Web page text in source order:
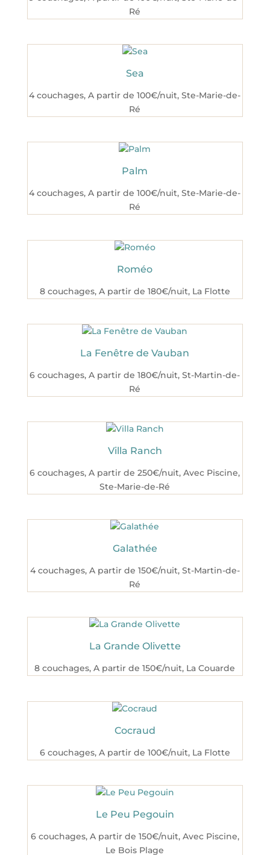
Ré
Sea
4 couchages,A partir de 100€/nuit,Ste-Marie-de-
Ré
Palm
4 couchages,A partir de 100€/nuit,Ste-Marie-de-
Ré
Roméo
8 couchages, A partir de 180€/nuit, La Flotte
La Fenêtre de Vauban
6 couchages,A partir de 180€/nuit,St-Martin-de-
Ré
Villa Ranch
6 couchages,A partir de 250€/nuit,Avec Piscine,
Ste-Marie-de-Ré
Galathée
4 couchages, A partir de 150€/nuit, St-Martin-de-
Ré
La Grande Olivette
8 couchages,A partir de 150€/nuit, La Couarde
Cocraud
6 couchages, A partir de 100€/nuit, La Flotte
Le Peu Pegouin
6 couchages, A partir de 150€/nuit, Avec Piscine,
Le Bois Plage